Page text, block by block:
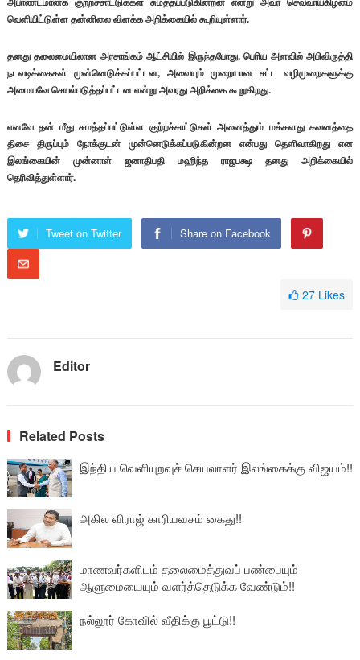
வெளியிட்டுள்ள தன்னிலை விளக்க அறிக்கையில் கூறியுள்ளார்.
தனது தலைமையிலான அரசாங்கம் ஆட்சியில் இருந்தபோது, பெரிய அளவில் அபிவிருத்தி
நடவடிக்கைகள் முன்னெடுக்கப்பட்டன, அவையும் முறையான சட்ட வழிமுறைகளுக்கு
அமையவே செயல்படுத்தப்பட்டன என்று அவரது அறிக்கை கூறுகிறது.
எனவே தன் மீது சுமத்தப்பட்டுள்ள குற்றச்சாட்டுகள் அனைத்தும் மக்களது கவனத்தை
திசை திருப்பும் நோக்குடன் முன்னெடுக்கப்படுகின்றன என்பது தெளிவாகிறது என
இலங்கையின் முன்னாள் ஜனாதிபதி மஹிந்த ராஜபக்ஷ தனது அறிக்கையில்
தெரிவித்துள்ளார்.
Tweet on Twitter Share on Facebook
27 Likes
Editor
Related Posts
இந்திய வெளியுறவுச் செயலாளர் இலங்கைக்கு விஜயம்!!
அகில விராஜ் காரியவசம் கைது!!
மாணவர்களிடம் தலைமைத்துவப் பண்பையும்
ஆளுமையையும் வளர்த்தெடுக்க வேண்டும்!!
நல்லூர் கோவில் வீதிக்கு பூட்டு!!